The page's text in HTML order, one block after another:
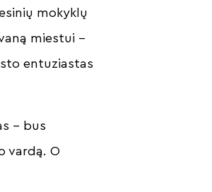
mokyklų
miestui –
entuziastas
– bus
vardą. O